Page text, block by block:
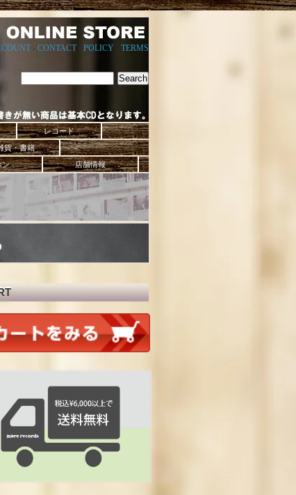
- CONTACT- POLICY TERMS
レコード
貨・書籍
ン 店舗情報